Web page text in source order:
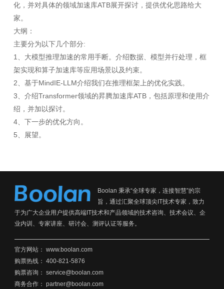
化，并对具体的领域加速库ATB展开探讨，提供优化思路给大
家。
大纲：
主要分为以下几个部分:
1、大模型推理加速的常用手断。介绍数据、模型并行处理，框
架实现和算子加速库等应用场景以及约束。
2、基于MindIE-LLM介绍我们在推理框架上的优化实践。
3、介绍Transformer领域的昇腾加速库ATB，包括原理和使用介
绍，并加以探讨。
4、下一步的优化方向。
5、展望。
Boolan 秉承“全球专家，连接智慧”的宗
旨，通过汇聚全球顶尖IT技术专家，致力
于为广大企业用户提供高端IT技术和产品领域的技术咨询、技术会议、企
业内训、专家讲座、研讨会、测评认证等服务。
官方网站： www.boolan.com
购票热线： 400-821-5876
购票咨询： service@boolan.com
商务合作： partner@boolan.com